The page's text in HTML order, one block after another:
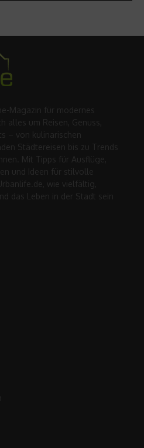
Magazin für modernes
alles um Reisen, Genuss,
– von kulinarischen
Städtereisen bis zu Trends
Mit Tipps für Ausflüge,
und Ideen für stilvolle
wie vielfältig,
das Leben in der Stadt sein